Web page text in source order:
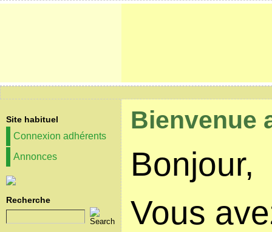
Site habituel
Connexion adhérents
Annonces
Recherche
Bienvenue
Bonjour,
Vous